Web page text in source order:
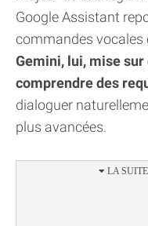
Google Assistant
commandes vocales
Gemini, lui, mise sur
comprendre des
dialoguer
plus avancées.